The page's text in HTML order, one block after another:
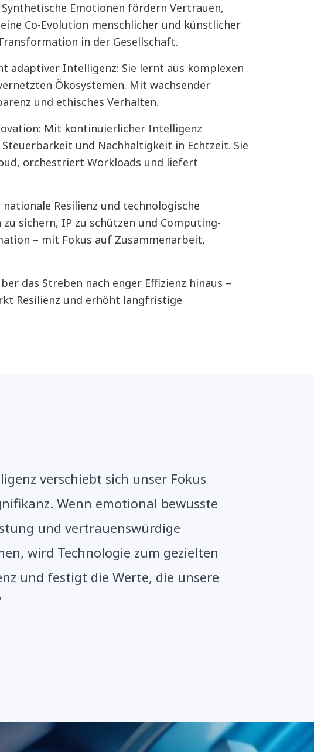
Emotionen fördern Vertrauen,
Co-Evolution menschlicher und künstlicher
in der Gesellschaft.
adaptiver Intelligenz: Sie lernt aus komplexen
Ökosystemen. Mit wachsender
und ethisches Verhalten.
Mit kontinuierlicher Intelligenz
und Nachhaltigkeit in Echtzeit. Sie
orchestriert Workloads und liefert
Resilienz und technologische
sichern, IP zu schützen und Computing-
– mit Fokus auf Zusammenarbeit,
das Streben nach enger Effizienz hinaus –
Resilienz und erhöht langfristige
verschiebt sich unser Fokus
Wenn emotional bewusste
und vertrauenswürdige
wird Technologie zum gezielten
und festigt die Werte, die unsere